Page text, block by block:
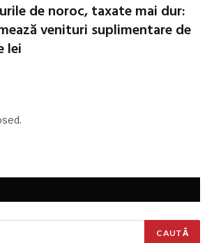
de noroc, taxate mai dur:
venituri suplimentare de
lei